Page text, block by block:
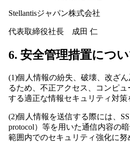
Stellantisジャパン株式会社
代表取締役社長 成田 仁
6. 安全管理措置につ
(1)個人情報の紛失、破壊、改ざ
るため、不正アクセス、コンピ
する適正な情報セキュリティ対策
(2)個人情報を送信する際には、
protocol）等を用いた通信内容の
範囲内でのセキュリティ強化に